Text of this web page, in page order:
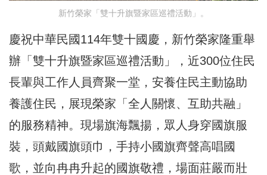
新竹榮家「雙十升旗暨家區巡禮活動」。
慶祝中華民國114年雙十國慶，新竹榮家隆重舉
辦「雙十升旗暨家區巡禮活動」，近300位住民
長輩與工作人員齊聚一堂，安養住民主動協助
養護住民，展現榮家「全人關懷、互助共融」
的服務精神。現場旗海飄揚，眾人身穿國旗服
裝，頭戴國旗頭巾，手持小國旗齊聲高唱國
歌，並向冉冉升起的國旗敬禮，場面莊嚴而壯